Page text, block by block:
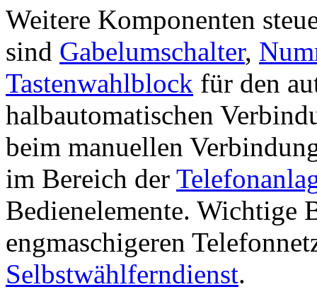
Weitere Komponenten
sind Gabelumschalter,
Tastenwahlblock für den
halbautomatischen
beim manuellen
im Bereich der
Bedienelemente. Wichtige
engmaschigeren
Selbstwählferndienst.